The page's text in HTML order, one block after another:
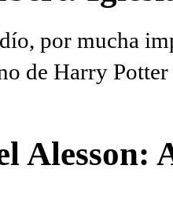
por mucha
de Harry
Alesson: